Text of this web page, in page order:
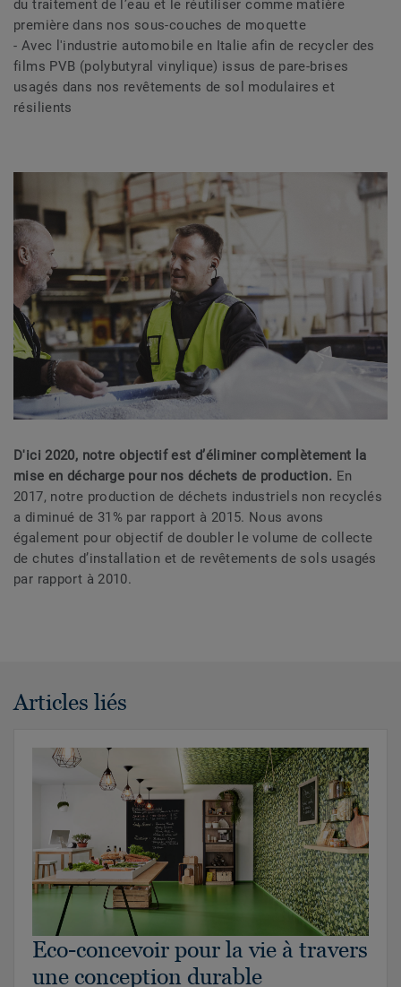
du traitement de l’eau et le réutiliser comme matière
première dans nos sous-couches de moquette
- Avec l'industrie automobile en Italie afin de recycler des
films PVB (polybutyral vinylique) issus de pare-brises
usagés dans nos revêtements de sol modulaires et
résilients
D'ici 2020, notre objectif est d’éliminer complètement la
mise en décharge pour nos déchets de production. En
2017, notre production de déchets industriels non recyclés
a diminué de 31% par rapport à 2015. Nous avons
également pour objectif de doubler le volume de collecte
de chutes d’installation et de revêtements de sols usagés
par rapport à 2010.
Articles liés
Eco-concevoir pour la vie à travers
une conception durable